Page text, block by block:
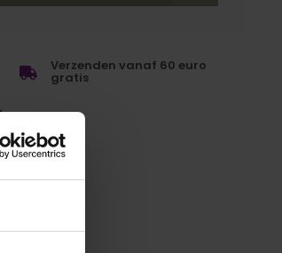
Verzenden vanaf 60 euro
gratis